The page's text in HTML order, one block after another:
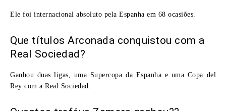
Ele foi internacional absoluto pela Espanha em 68 ocasiões.
Que títulos Arconada conquistou com a
Real Sociedad?
Ganhou duas ligas, uma Supercopa da Espanha e uma Copa del
Rey com a Real Sociedad.